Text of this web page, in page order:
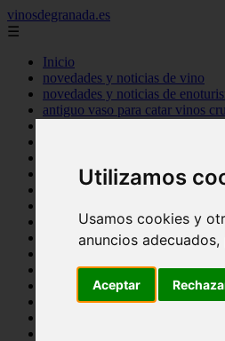
Utilizamos
Usamos cookies y
anuncios
Aceptar
vinosdegranada.es
☰
Inicio
novedades y noticias de vino
novedades y noticias de
antiguo vaso para catar vinos
Sevilla - sevilla
Barcelona - barcelona
Santa-cruz-de-tenerife - guía-de-
La-rioja - casalarreina
Almería - roquetas-de-mar